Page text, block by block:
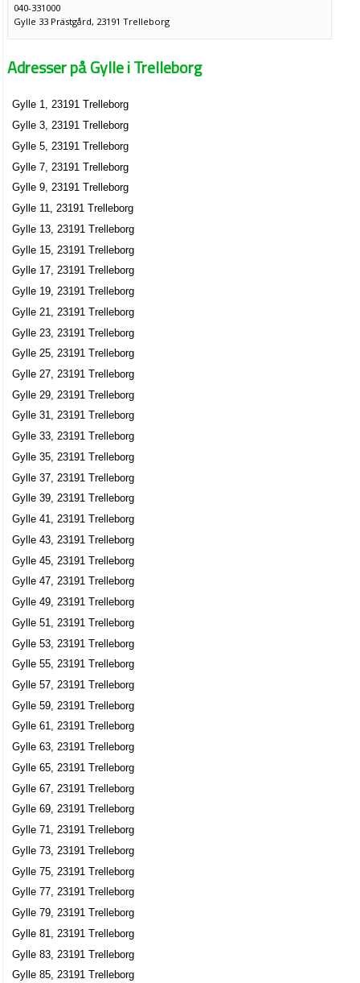
040-331000
Gylle 33 Prästgård, 23191 Trelleborg
Bo Anders Mikael Nilsson
Patrik Hansen's Markarbeten
Paul Ingvar Patrik Hansen
0410-40686
Gylle 49, 23191 Trelleborg
Gylle PA Taxi
Mats Patrik Jonas Olsson
Caroline Johnsson
Gylle 57, 23191 Trelleborg
Louise Gudmundsson
0707-441887
Gylle 58, 23191 Trelleborg
Gylle Grönt & Skönt
Stig Torsten Lennart Lindsjö
Gylle 60, 23191 Trelleborg
Gylle Konsthantverk
Ingrid Maria Esbjörnsdotter
0410-331269
Gylle 60, 23191 Trelleborg
HPP-Hans Persson
Hans Persson
0410-331022
Gylle 70 Villa Gylle Gård, 23191 Trelleborg
Sawi Byggnads AB
Jens Staffan Persson
0410-331485
Gylle 75 Gyllåkra, 23191 Trelleborg
Trellebo Fastigheter AB
Per-Olof Mikael Öberg
0705-164670
RBTS Byggservice HB
Gylle 76, 23191 Trelleborg
Nils Erik Lennart Persson
Gylle Arvidsro, 23191 Trelleborg
Carl-Henric Rudolf Dieden
0410-331428
Gylle Boställe, 23191 Trelleborg
Jönsson, Lars Åke
0410-331230
Adresser på Gylle i Trelleborg
Gylle 1, 23191 Trelleborg
Gylle 3, 23191 Trelleborg
Gylle 5, 23191 Trelleborg
Gylle 7, 23191 Trelleborg
Gylle 9, 23191 Trelleborg
Gylle 11, 23191 Trelleborg
Gylle 13, 23191 Trelleborg
Gylle 15, 23191 Trelleborg
Gylle 17, 23191 Trelleborg
Gylle 19, 23191 Trelleborg
Gylle 21, 23191 Trelleborg
Gylle 23, 23191 Trelleborg
Gylle 25, 23191 Trelleborg
Gylle 27, 23191 Trelleborg
Gylle 29, 23191 Trelleborg
Gylle 31, 23191 Trelleborg
Gylle 33, 23191 Trelleborg
Gylle 35, 23191 Trelleborg
Gylle 37, 23191 Trelleborg
Gylle 39, 23191 Trelleborg
Gylle 41, 23191 Trelleborg
Gylle 43, 23191 Trelleborg
Gylle 45, 23191 Trelleborg
Gylle 47, 23191 Trelleborg
Gylle 49, 23191 Trelleborg
Gylle 51, 23191 Trelleborg
Gylle 53, 23191 Trelleborg
Gylle 55, 23191 Trelleborg
Gylle 57, 23191 Trelleborg
Gylle 59, 23191 Trelleborg
Gylle 61, 23191 Trelleborg
Gylle 63, 23191 Trelleborg
Gylle 65, 23191 Trelleborg
Gylle 67, 23191 Trelleborg
Gylle 69, 23191 Trelleborg
Gylle 71, 23191 Trelleborg
Gylle 73, 23191 Trelleborg
Gylle 75, 23191 Trelleborg
Gylle 77, 23191 Trelleborg
Gylle 79, 23191 Trelleborg
Gylle 81, 23191 Trelleborg
Gylle 83, 23191 Trelleborg
Gylle 85, 23191 Trelleborg